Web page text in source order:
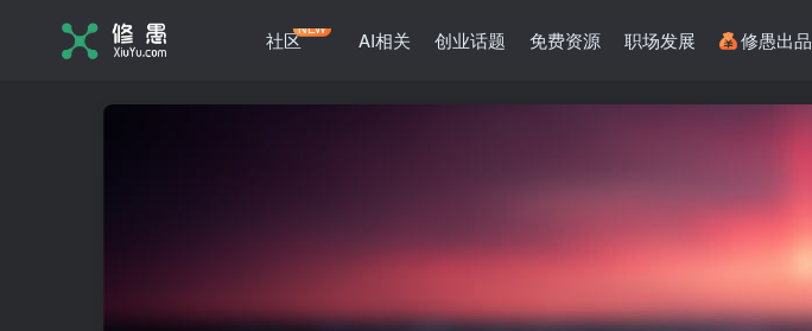
社区NEW AI相关 创业话题 免费资源 职场发展 修愚出品